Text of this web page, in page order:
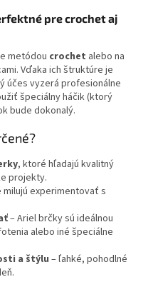
pre crochet aj
metódou crochet alebo na
Vďaka ich štruktúre je
účes vyzerá profesionálne
špeciálny háčik (ktorý
bude dokonalý.
, ktoré hľadajú kvalitný
projekty.
experimentovať s
– Ariel brčky sú ideálnou
alebo iné špeciálne
a štýlu – ľahké, pohodlné